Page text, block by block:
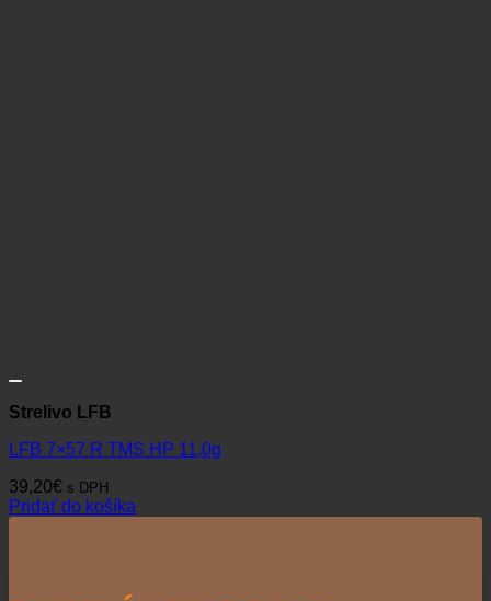
Strelivo LFB
LFB 7×57 R TMS HP 11,0g
39,20€ s DPH
Pridať do košíka